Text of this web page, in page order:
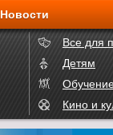
Новости
Все для
Детям
Кино и